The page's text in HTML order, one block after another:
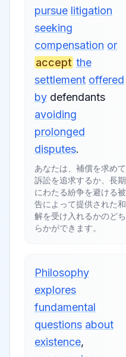
pursue litigation
seeking
compensation or
accept the
settlement offered
by defendants
avoiding
prolonged
disputes.
あなたは、補償を求めて
訴訟を追求するか、長期
にわたる紛争を避ける被
告によって提供された和
解を受け入れるかのどち
らかができます。
Philosophy
explores
fundamental
questions about
existence,